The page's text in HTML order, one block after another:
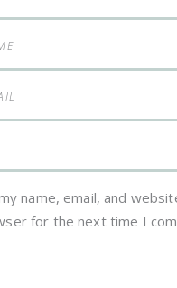
name, email, and
for the next time I